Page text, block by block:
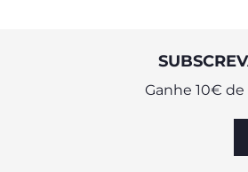
Ganhe 10€